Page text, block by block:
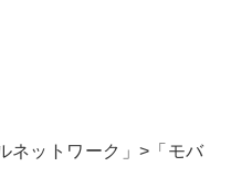
ネットワーク」>「モバ